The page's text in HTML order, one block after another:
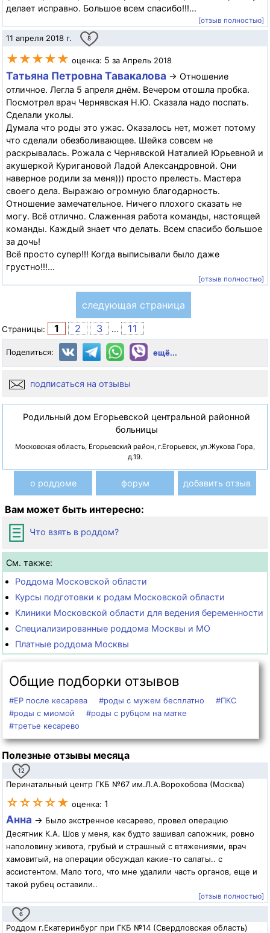
делает исправно. Большое всем спасибо!!!...
[отзыв полностью]
11 апреля 2018 г. 8
★★★★★ оценка: 5 за Апрель 2018
Татьяна Петровна Тавакалова → Отношение
отличное. Легла 5 апреля днём. Вечером отошла пробка.
Посмотрел врач Чернявская Н.Ю. Сказала надо поспать.
Сделали уколы.
Думала что роды это ужас. Оказалось нет, может потому
что сделали обезболивающее. Шейка совсем не
раскрывалась. Рожала с Чернявской Наталией Юрьевной и
акушеркой Куригановой Ладой Александровной. Они
наверное родили за меня))) просто прелесть. Мастера
своего дела. Выражаю огромную благодарность.
Отношение замечательное. Ничего плохого сказать не
могу. Всё отлично. Слаженная работа команды, настоящей
команды. Каждый знает что делать. Всем спасибо большое
за дочь!
Всё просто супер!!! Когда выписывали было даже
грустно!!!...
[отзыв полностью]
следующая страница
Страницы: 1 2 3 ... 11
Поделиться: ещё...
подписаться на отзывы
Родильный дом Егорьевской центральной районной
больницы
Московская область, Егорьевский район, г.Егорьевск, ул.Жукова Гора,
д.19.
о роддоме форум добавить отзыв
Вам может быть интересно:
Что взять в роддом?
См. также:
Роддома Московской области
Курсы подготовки к родам Московской области
Клиники Московской области для ведения беременности
Специализированные роддома Москвы и МО
Платные роддома Москвы
Общие подборки отзывов
#ЕР после кесарева #роды с мужем бесплатно
#ПКС
#роды с миомой
#роды с рубцом на матке
#третье кесарево
Полезные отзывы месяца
12
Перинатальный центр ГКБ №67 им.Л.А.Ворохобова (Москва)
☆☆☆☆★ оценка: 1
Анна → Было экстренное кесарево, провел операцию
Десятник К.А. Шов у меня, как будто зашивал сапожник, ровно
наполовину живота, грубый и страшный с втяжениями, врач
хамовитый, на операции обсуждал какие-то салаты.. с
ассистентом. Мало того, что мне удалили часть органов, еще и
такой рубец оставили..
[отзыв полностью]
6
Роддом г.Екатеринбург при ГКБ №14 (Свердловская область)